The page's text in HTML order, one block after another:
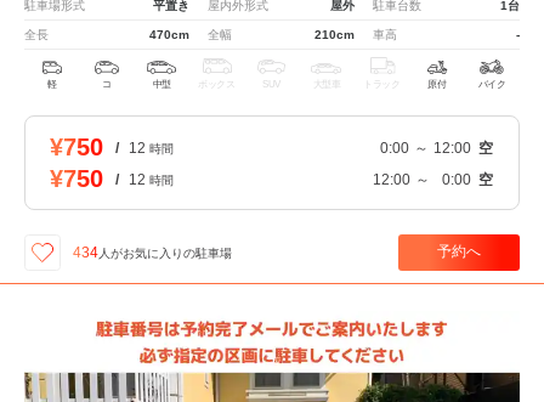
駐車場形式 平置き 屋内外形式 屋外 駐車台数 1台
全長 470cm 全幅 210cm 車高 -
軽 コ 中型 ボックス SUV 大型車 トラック 原付 バイク
¥750 / 12 時間 0:00 ～ 12:00 空
¥750 / 12 時間 12:00 ～ 0:00 空
434 人がお気に入りの駐車場 予約へ